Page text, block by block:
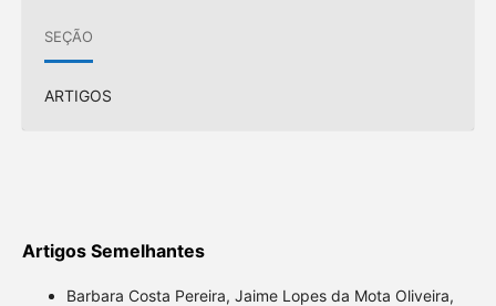
SEÇÃO
ARTIGOS
Artigos Semelhantes
Barbara Costa Pereira, Jaime Lopes da Mota Oliveira,